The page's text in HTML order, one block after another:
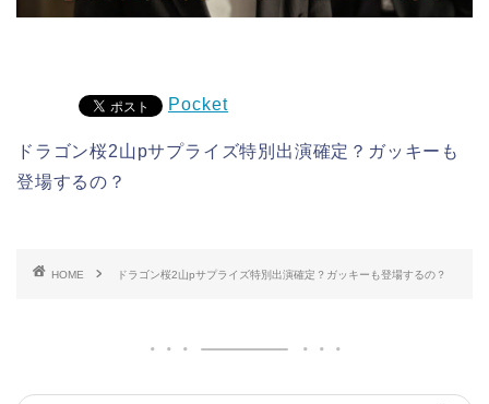
Pocket
ドラゴン桜2山pサプライズ特別出演確定？ガッキーも
登場するの？
HOME ドラゴン桜2山pサプライズ特別出演確定？ガッキーも登場するの？